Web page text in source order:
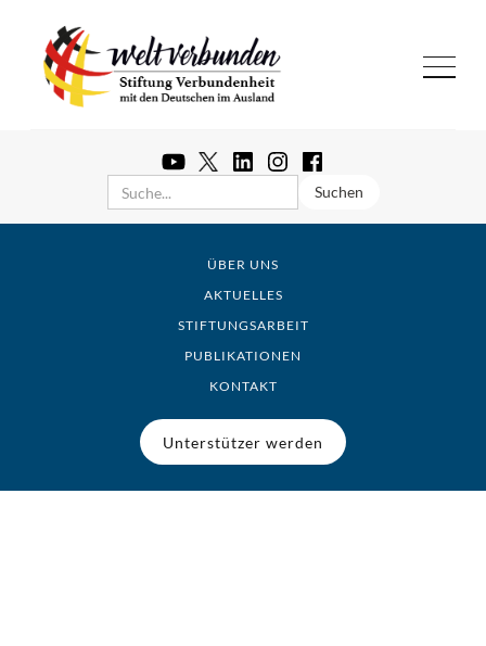
ÜBER UNS
AKTUELLES
STIFTUNGSARBEIT
PUBLIKATIONEN
KONTAKT
Unterstützer werden